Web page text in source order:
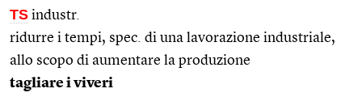
TS industr.
ridurre i tempi, spec. di una lavorazione industriale,
allo scopo di aumentare la produzione
tagliare i viveri